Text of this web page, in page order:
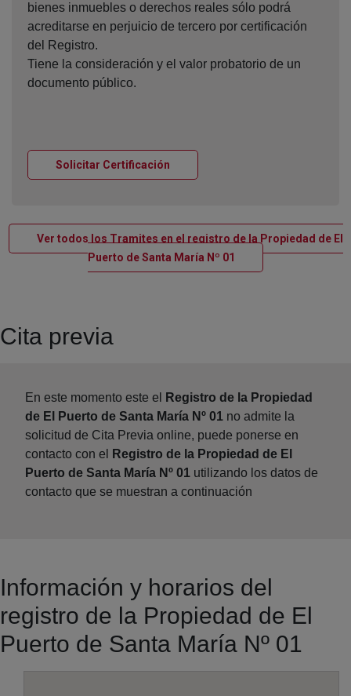
bienes inmuebles o derechos reales sólo podrá
acreditarse en perjuicio de tercero por certificación
del Registro.
Tiene la consideración y el valor probatorio de un
documento público.
Solicitar Certificación
Ver todos los Tramites en el registro de la Propiedad de El
Puerto de Santa María Nº 01
Ventana nueva
Cita previa
En este momento este el
Registro de la Propiedad
de El Puerto de Santa María Nº 01 no admite la
solicitud de Cita Previa online, puede ponerse en
contacto con el
Registro de la Propiedad de El
Puerto de Santa María Nº 01 utilizando los datos de
contacto que se muestran a continuación
Información y horarios del
registro de la Propiedad de El
Puerto de Santa María Nº 01